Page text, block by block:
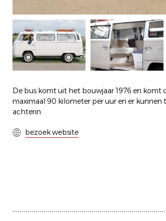
De bus komt uit het bouwjaar 1976 en komt
maximaal 90 kilometer per uur en er
achterin.
bezoek website